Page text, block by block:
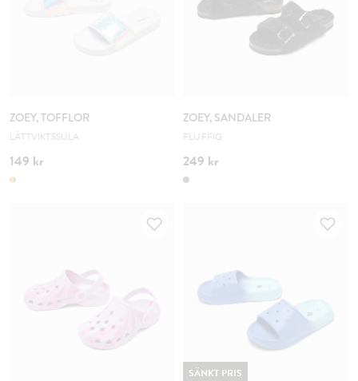
ZOEY, TOFFLOR
LÄTTVIKTSSULA
149 kr
ZOEY, SANDALER
FLUFFIG
249 kr
SÄNKT PRIS